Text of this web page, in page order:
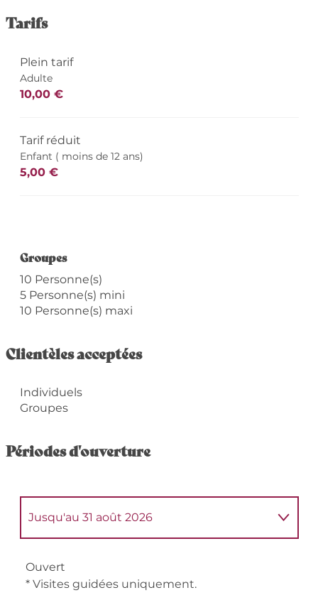
Tarifs
Plein tarif
Adulte
10,00 €
Tarif réduit
Enfant ( moins de 12 ans)
5,00 €
Groupes
Groupes
10 Personne(s)
5 Personne(s) mini
10 Personne(s) maxi
Clientèles acceptées
Individuels
Groupes
Périodes d'ouverture
Jusqu'au 31 août 2026
Ouvert
* Visites guidées uniquement.